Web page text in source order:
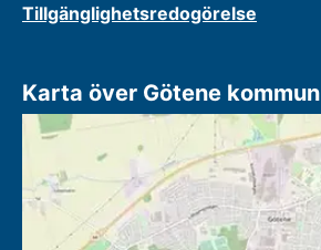
Tillgänglighetsredogörelse
Karta över Götene kommun